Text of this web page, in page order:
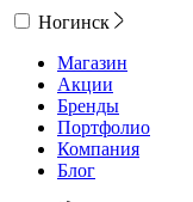
Ногинск
Магазин
Акции
Бренды
Портфолио
Компания
Блог